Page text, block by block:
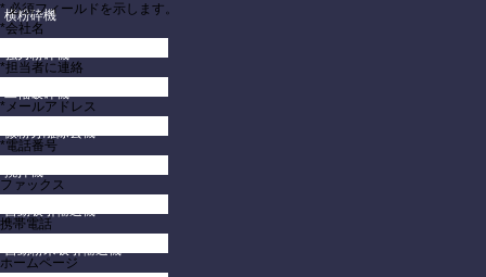
横粉砕機
強力粉砕機
二軸破砕機
微粉分離除去機
撹拌機
自動吸引輸送機
自動粉末吸引輸送機
* 必須フィールドを示します。
*会社名
*担当者に連絡
*メールアドレス
*電話番号
ファックス
携帯電話
ホームページ